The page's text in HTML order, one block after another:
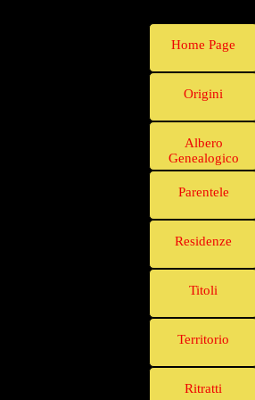
Home Page
Origini
Albero
Genealogico
Parentele
Residenze
Titoli
Territorio
Ritratti